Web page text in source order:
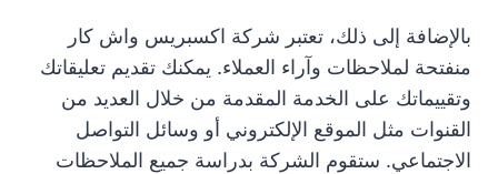
بالإضافة إلى ذلك، تعتبر شركة اكسبريس واش كار
منفتحة لملاحظات وآراء العملاء. يمكنك تقديم تعليقاتك
وتقييماتك على الخدمة المقدمة من خلال العديد من
القنوات مثل الموقع الإلكتروني أو وسائل التواصل
الاجتماعي. ستقوم الشركة بدراسة جميع الملاحظات